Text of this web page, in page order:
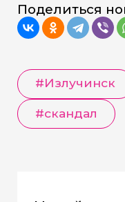
Поделиться
#Излучинск
#скандал